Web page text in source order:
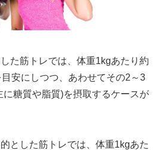
た筋トレでは、体重1kgあたり約
安にしつつ、あわせてその2～3
糖質や脂質)を摂取するケースが
とした筋トレでは、体重1kgあた